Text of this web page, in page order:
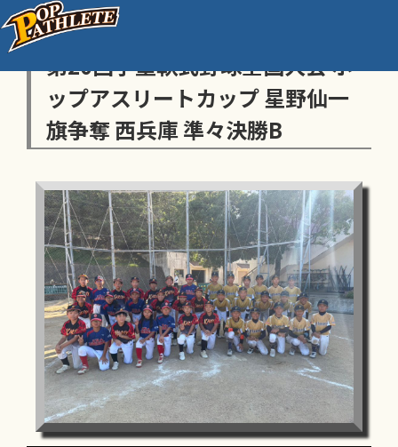
センス・トラストトーナメント
第20回学童軟式野球全国大会 ポ
ップアスリートカップ 星野仙一
旗争奪 西兵庫 準々決勝B